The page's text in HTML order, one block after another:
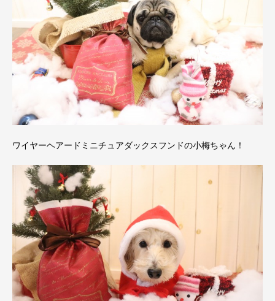
ワイヤーヘアードミニチュアダックスフンドの小梅ちゃん！